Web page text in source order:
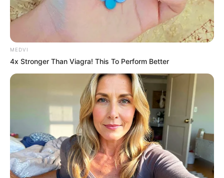
MEDVI
4x Stronger Than Viagra! This To Perform Better